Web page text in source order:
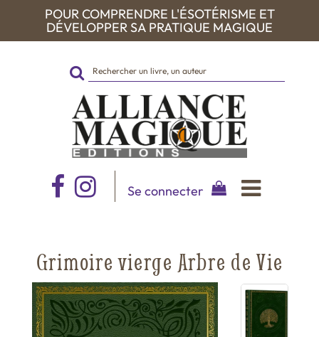
POUR COMPRENDRE L'ÉSOTÉRISME ET
DÉVELOPPER SA PRATIQUE MAGIQUE
Rechercher
sur
le
site
Se connecter
Grimoire vierge Arbre de Vie